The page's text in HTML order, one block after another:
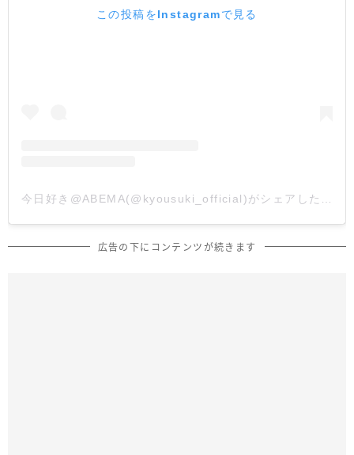
この投稿をInstagramで見る
広告の下にコンテンツが続きます